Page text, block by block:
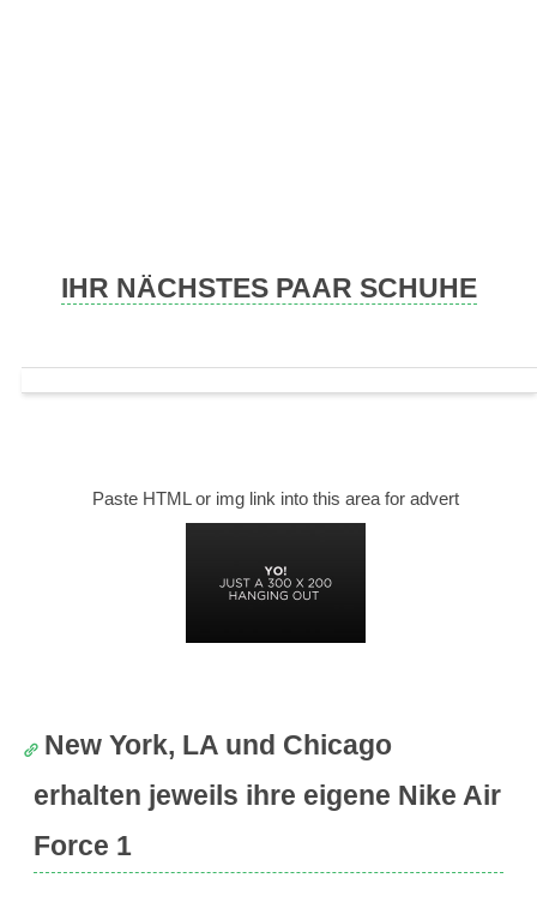
IHR NÄCHSTES PAAR SCHUHE
Paste HTML or img link into this area for advert
New York, LA und Chicago
erhalten jeweils ihre eigene Nike Air
Force 1